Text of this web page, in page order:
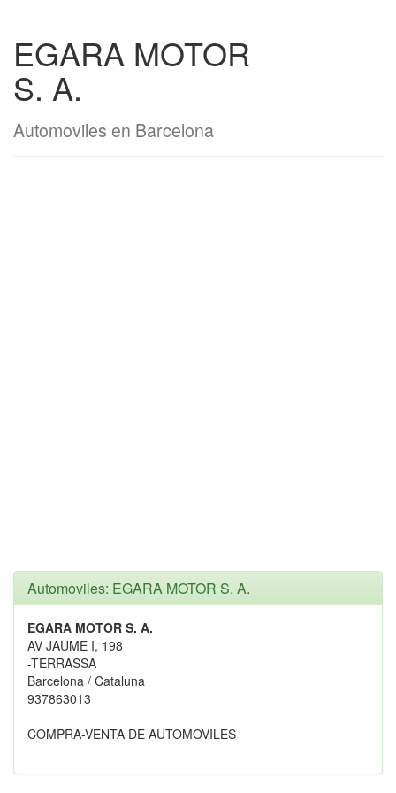
EGARA MOTOR
S. A.
Automoviles en Barcelona
Automoviles: EGARA MOTOR S. A.
EGARA MOTOR S. A.
AV JAUME I, 198
-TERRASSA
Barcelona / Cataluna
937863013
COMPRA-VENTA DE AUTOMOVILES